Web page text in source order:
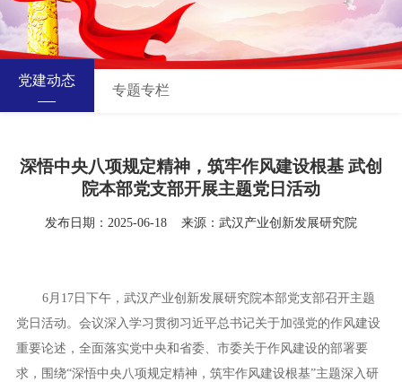
党建动态
专题专栏
深悟中央八项规定精神，筑牢作风建设根基 武创
院本部党支部开展主题党日活动
发布日期：2025-06-18 来源：武汉产业创新发展研究院
6月17日下午，武汉产业创新发展研究院本部党支部召开主题
党日活动。会议深入学习贯彻习近平总书记关于加强党的作风建设
重要论述，全面落实党中央和省委、市委关于作风建设的部署要
求，围绕“深悟中央八项规定精神，筑牢作风建设根基”主题深入研